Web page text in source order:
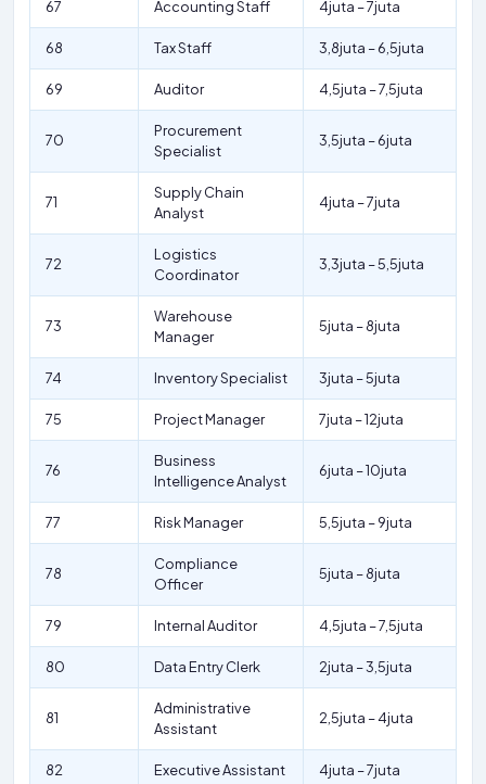
67 Accounting Staff 4juta – 7juta
68 Tax Staff 3,8juta – 6,5juta
69 Auditor 4,5juta – 7,5juta
70
Procurement
Specialist
3,5juta – 6juta
71
Supply Chain
Analyst
4juta – 7juta
72
Logistics
Coordinator
3,3juta – 5,5juta
73
Warehouse
Manager
5juta – 8juta
74 Inventory Specialist 3juta – 5juta
75 Project Manager 7juta – 12juta
76
Business
Intelligence Analyst
6juta – 10juta
77 Risk Manager 5,5juta – 9juta
78
Compliance
Officer
5juta – 8juta
79 Internal Auditor 4,5juta – 7,5juta
80 Data Entry Clerk 2juta – 3,5juta
81
Administrative
Assistant
2,5juta – 4juta
82 Executive Assistant 4juta – 7juta